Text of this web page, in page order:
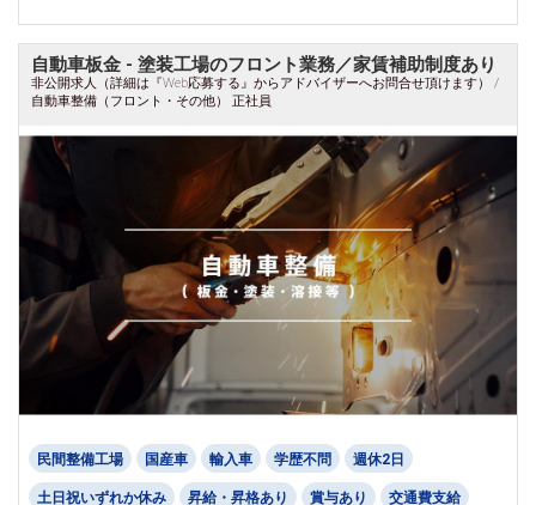
自動車板金 - 塗装工場のフロント業務／家賃補助制度あり
非公開求人（詳細は『Web応募する』からアドバイザーへお問合せ頂けます） /
自動車整備（フロント・その他） 正社員
民間整備工場 国産車 輸入車 学歴不問 週休2日
土日祝いずれか休み 昇給・昇格あり 賞与あり 交通費支給